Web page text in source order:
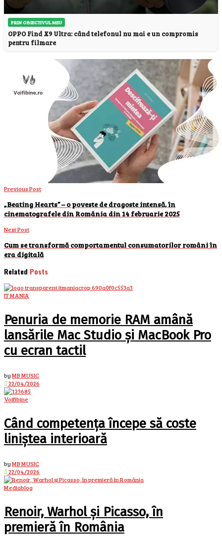
PRIN OBIECTIVUL MEU
OPPO Find X9 Ultra: când telefonul nu mai e un compromis
pentru filmare
Previous Post
„Beating Hearts” – o poveste de dragoste intensă, în
cinematografele din România din 14 februarie 2025
Next Post
Cum se transformă comportamentul consumatorilor români în
era digitală
Related Posts
IT MANIA
Penuria de memorie RAM amână
lansările Mac Studio și MacBook Pro
cu ecran tactil
byMB MUSIC
22/04/2026
Voifibine
Când competența începe să coste
liniștea interioară
byMB MUSIC
22/04/2026
Mediablog
Renoir, Warhol și Picasso, în
premieră în România